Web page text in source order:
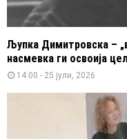
Љупка Димитровска –
насмевка ги освоија
14:00 - 25 јули, 2026